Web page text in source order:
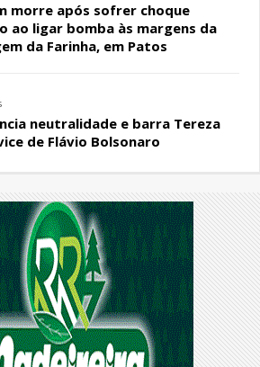
morre após sofrer choque
ao ligar bomba às margens da
da Farinha, em Patos
neutralidade e barra Tereza
de Flávio Bolsonaro